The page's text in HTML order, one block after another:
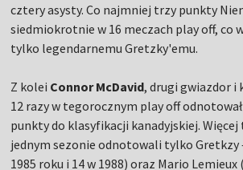
cztery asysty. Co najmniej trzy punkty
siedmiokrotnie w 16 meczach play off, co
tylko legendarnemu Gretzky'emu.
Z kolei Connor McDavid, drugi gwiazdor i
12 razy w tegorocznym play off
punkty do klasyfikacji kanadyjskiej.
jednym sezonie odnotowali tylko Gretkzy
1985 roku i 14 w 1988) oraz Mario Lemieux